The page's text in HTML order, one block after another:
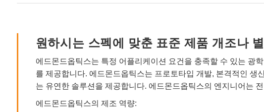
원하시는 스펙에 맞춘 표준 제품 개조나
에드몬드옵틱스는 특정 어플리케이션 요건을 충족할 수 있는 광
를 제공합니다. 에드몬드옵틱스는 프로토타입 개발, 본격적인 생
는 유연한 솔루션을 제공합니다. 에드몬드옵틱스의 엔지니어는
에드몬드옵틱스의 제조 역량: